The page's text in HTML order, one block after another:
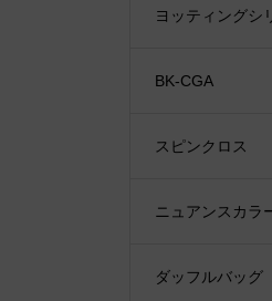
ヨッティングシ
BK-CGA
スピンクロス
ニュアンスカラ
ダッフルバッグ